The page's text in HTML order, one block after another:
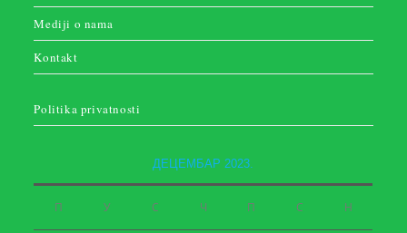
Mediji o nama
Kontakt
Politika privatnosti
ДЕЦЕМБАР 2023.
П У С Ч П С Н